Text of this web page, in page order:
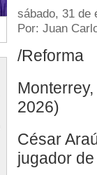
sábado, 31 de
Por: Juan
/Reforma
2026)
César
jugador